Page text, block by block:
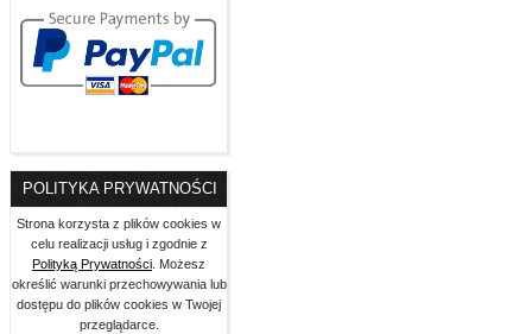
POLITYKA PRYWATNOŚCI
Strona korzysta z plików cookies w
celu realizacji usług i zgodnie z
Polityką Prywatności . Możesz
określić warunki przechowywania lub
dostępu do plików cookies w Twojej
przeglądarce.